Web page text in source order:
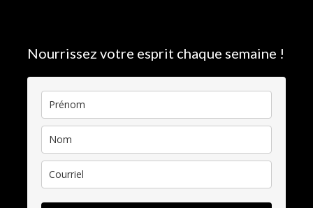
Nourrissez votre esprit chaque semaine !